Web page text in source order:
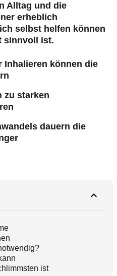
Alltag und die
erheblich
selbst helfen können
sinnvoll ist.
Inhalieren können die
zu starken
dauern die
ist